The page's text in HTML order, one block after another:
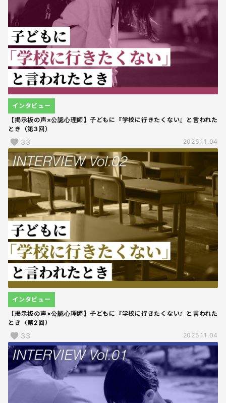
【掲示板の声×公認心理師】子どもに『学校に行きたくない』と言われた
とき（第3回）
インタビュー
33 2025.11.04
【掲示板の声×公認心理師】子どもに『学校に行きたくない』と言われた
とき（第2回）
インタビュー
33 2025.11.04